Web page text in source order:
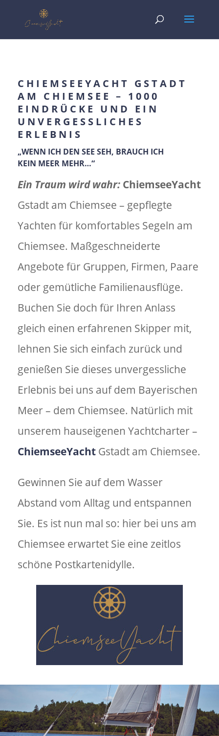
CHIEMSEEYACHT GSTADT
AM CHIEMSEE – 1000
EINDRÜCKE UND EIN
UNVERGESSLICHES
ERLEBNIS
„WENN ICH DEN SEE SEH, BRAUCH ICH
KEIN MEERMEHR…“
Ein Traum wird wahr: ChiemseeYacht
Gstadt am Chiemsee – gepflegte
Yachten für komfortables Segeln am
Chiemsee. Maßgeschneiderte
Angebote für Gruppen, Firmen, Paare
oder gemütliche Familienausflüge.
Buchen Sie doch für Ihren Anlass
gleich einen erfahrenen Skipper mit,
lehnen Sie sich einfach zurück und
genießen Sie dieses unvergessliche
Erlebnis bei uns auf dem Bayerischen
Meer – dem Chiemsee. Natürlich mit
unserem hauseigenen Yachtcharter –
ChiemseeYachtGstadt am Chiemsee.
Gewinnen Sie auf dem Wasser
Abstand vom Alltag und entspannen
Sie. Es ist nun mal so: hier bei uns am
Chiemsee erwartet Sie eine zeitlos
schöne Postkartenidylle.